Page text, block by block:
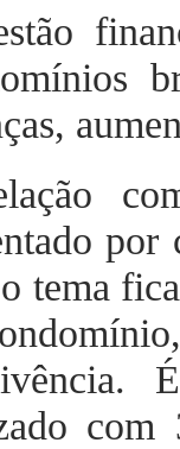
por
tema
com